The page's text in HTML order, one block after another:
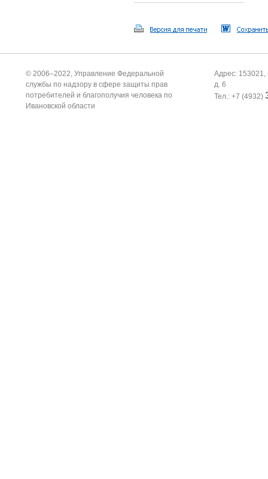
© 2006–2022, Управление Федеральной
службы по надзору в сфере защиты прав
потребителей и благополучия человека по
Ивановской области
Адрес: 153021,
д. 6
Тел.: +7 (4932)